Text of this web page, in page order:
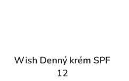
Wish Denný krém SPF
12